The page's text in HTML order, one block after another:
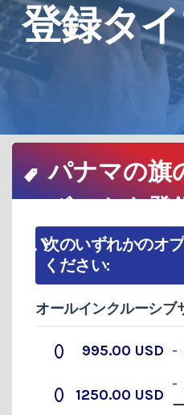
登録タ
パナマの旗
のボートを登
い次のいずれかのオ
ください:
オールインクルーシブ
995.00 USD -
1250.00 USD
-